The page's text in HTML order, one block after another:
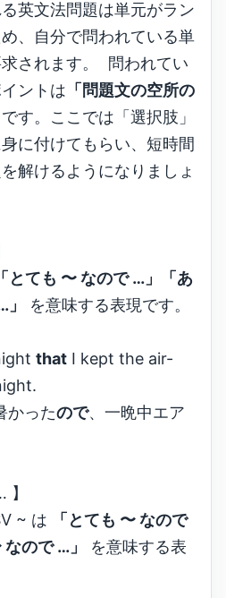
英文法問題は単元がラン
、自分で問われている単
されます。 問われてい
ントは 「問題文の空所の
です。ここでは「選択肢」
に付けてもらい、短時間
解けるようになりましょ
「とても 〜 なので …」「あ
を意味する表現です。
that I kept the air-
かったので、一晩中エア
~ は
「とても 〜 なので
ので …」
を意味する表